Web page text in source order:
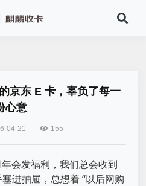
京东 E 卡，辜负了每一
心意
04-21 155
会发福利，我们总会收到
进抽屉，总想着 “以后网购